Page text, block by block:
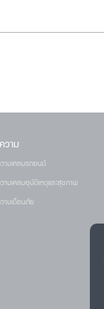
วาม
ามเคลมรถยนต์
ามเคลมอุบัติเหตุและสุขภาพ
ามเตือนภัย